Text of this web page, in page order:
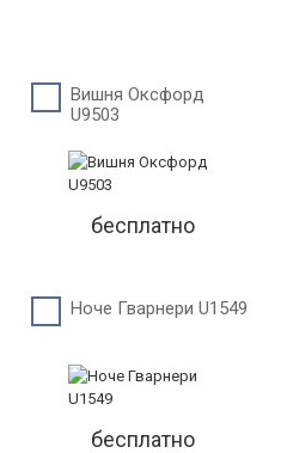
Вишня Оксфорд
U9503
бесплатно
Ноче Гварнери U1549
бесплатно